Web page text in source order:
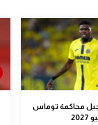
محاكمة توماس